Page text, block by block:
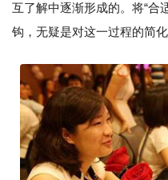
互了解中逐渐形成的。将“合
钩，无疑是对这一过程的简化